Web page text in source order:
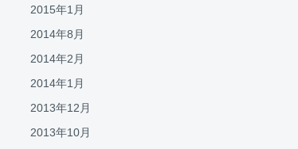
2015年1月
2014年8月
2014年2月
2014年1月
2013年12月
2013年10月